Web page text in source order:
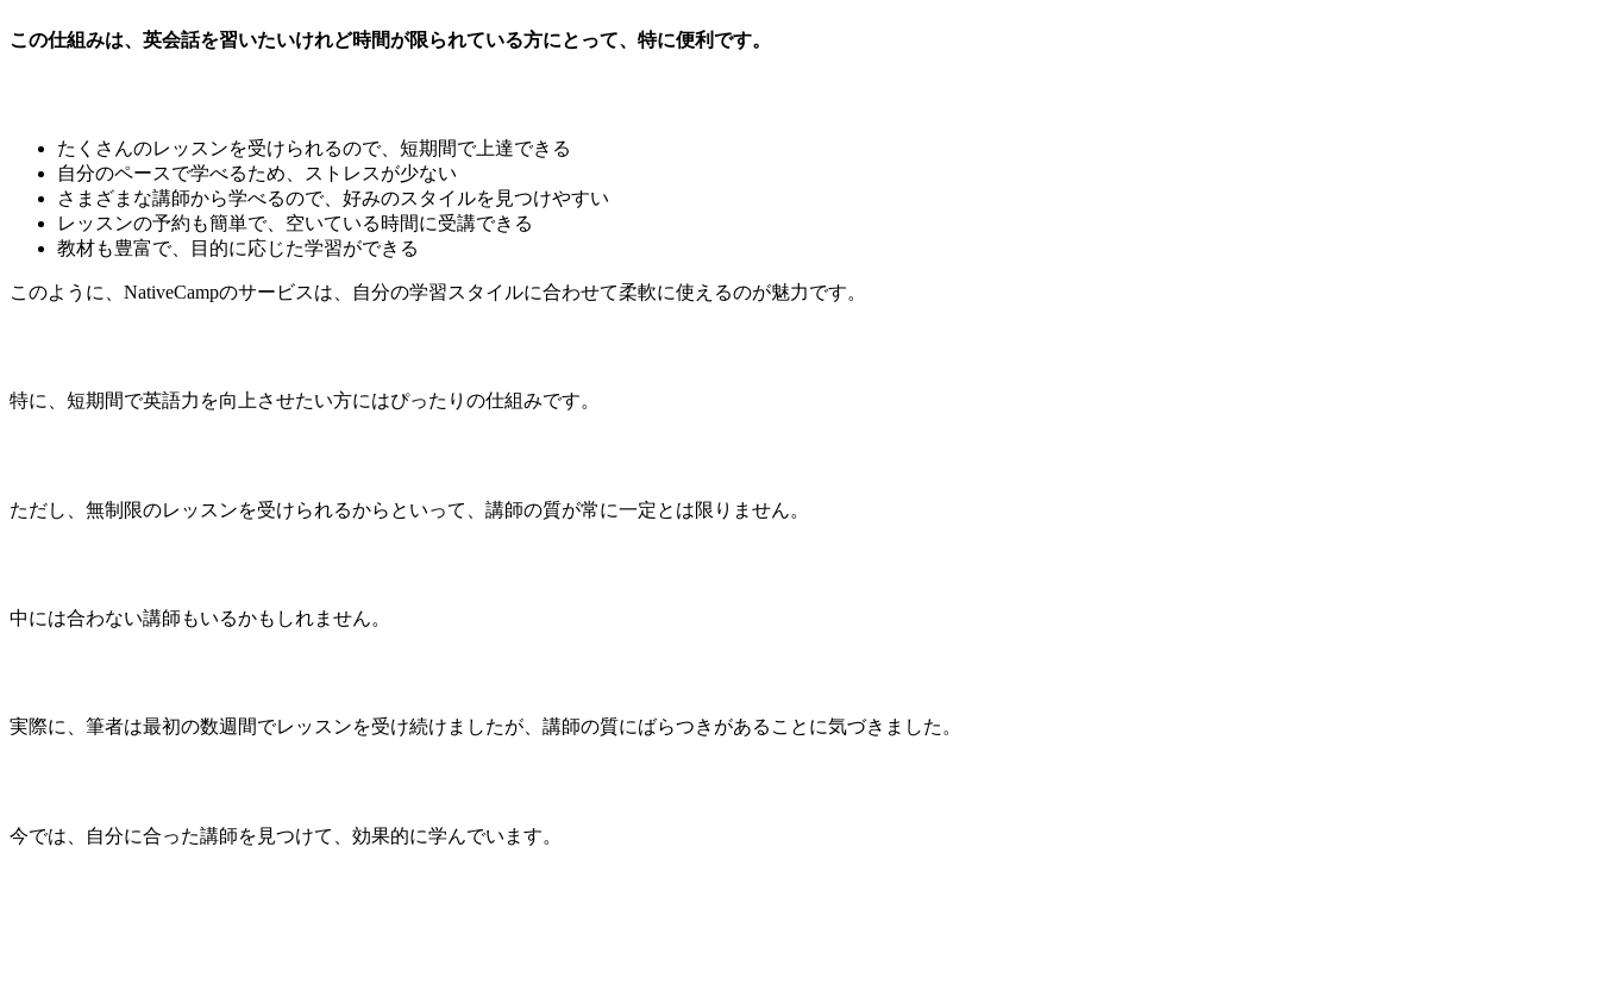
この仕組みは、英会話を習いたいけれど時間が限られている方にとって、特に便利です。
たくさんのレッスンを受けられるので、短期間で上達できる
自分のペースで学べるため、ストレスが少ない
さまざまな講師から学べるので、好みのスタイルを見つけやすい
レッスンの予約も簡単で、空いている時間に受講できる
教材も豊富で、目的に応じた学習ができる
このように、NativeCampのサービスは、自分の学習スタイルに合わせて柔軟に使えるのが魅力です。
特に、短期間で英語力を向上させたい方にはぴったりの仕組みです。
ただし、無制限のレッスンを受けられるからといって、講師の質が常に一定とは限りません。
中には合わない講師もいるかもしれません。
実際に、筆者は最初の数週間でレッスンを受け続けましたが、講師の質にばらつきがあることに気づきました。
今では、自分に合った講師を見つけて、効果的に学んでいます。